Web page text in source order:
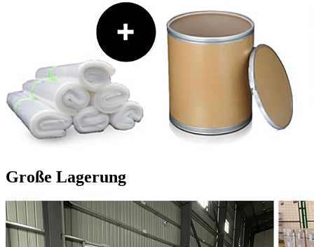
Große Lagerung